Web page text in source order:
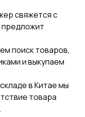
свяжется с
предложит
поиск товаров,
и выкупаем
в Китае мы
товара